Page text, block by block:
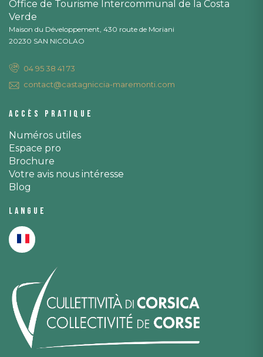
Office de Tourisme Intercommunal de la Costa
Verde
Maison du Développement, 430 route de Moriani
20230 SAN NICOLAO
04 95 38 41 73
contact@castagniccia-maremonti.com
Accès pratique
Numéros utiles
Espace pro
Brochure
Votre avis nous intéresse
Blog
Langue